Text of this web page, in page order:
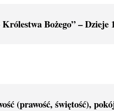
Bożego” – Dzieje
(prawość, świętość),